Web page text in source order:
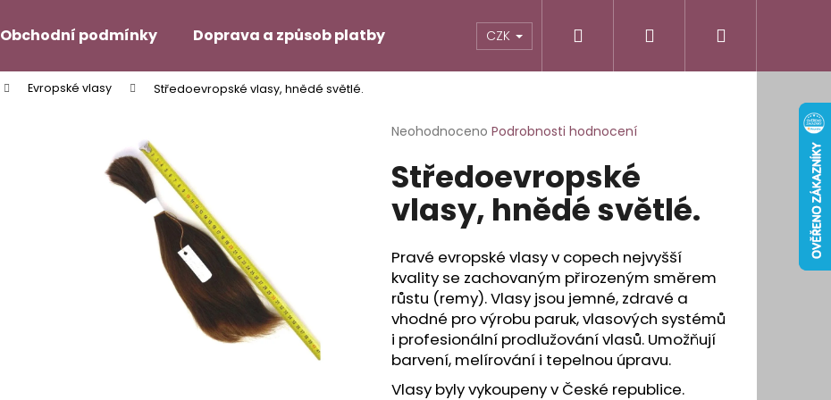
Obchodní podmínky Doprava a způsob platby Hodnocení obchodu Informace pro vás
CZK Přihlášení
Evropské vlasy Středoevropské vlasy, hnědé světlé.
Průměrné
produktu
je
z
hvězdiček.
Neohodnoceno Podrobnosti hodnocení
Středoevropské
vlasy, hnědé světlé.
Pravé evropské vlasy v copech nejvyšší
kvality se zachovaným přirozeným směrem
růstu (remy). Vlasy jsou jemné, zdravé a
vhodné pro výrobu paruk, vlasových systémů
i profesionální prodlužování vlasů. Umožňují
barvení, melírování i tepelnou úpravu.
Vlasy byly vykoupeny v České republice.
Co potřebujete najít?
Doporučujeme
DUO TAC – MÍRNÉ OBLOUKOVÉ LEPÍCÍ